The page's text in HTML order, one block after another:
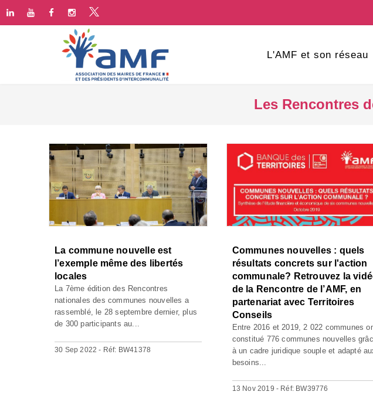
L'AMF et son réseau
Les Rencontres
La commune nouvelle est
l’exemple même des libertés
locales
La 7ème édition des Rencontres
nationales des communes nouvelles a
rassemblé, le 28 septembre dernier, plus
de 300 participants au...
30 Sep 2022 - Réf: BW41378
Communes nouvelles : quels
résultats concrets sur l'action
communale? Retrouvez la
de la Rencontre de l’AMF, en
partenariat avec Territoires
Conseils
Entre 2016 et 2019, 2 022 communes
constitué 776 communes nouvelles
à un cadre juridique souple et adapté
besoins...
13 Nov 2019 - Réf: BW39776